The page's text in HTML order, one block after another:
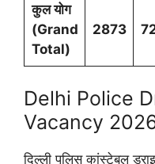
कुल योग
(Grand
Total)
2873
Delhi Police
Vacancy
दिल्ली पुलिस कांस्टेबल